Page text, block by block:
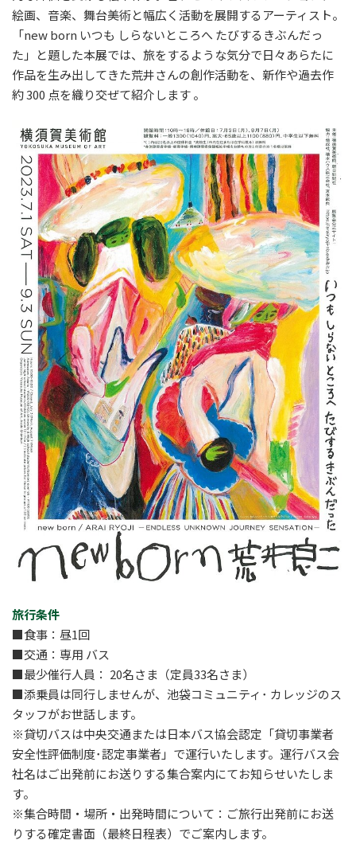
絵画、音楽、舞台美術と幅広く活動を展開するアーティスト。
「new born いつも しらないところへ たびするきぶんだっ
た」と題した本展では、旅をするような気分で日々あらたに
作品を生み出してきた荒井さんの創作活動を、新作や過去作
約 300 点を織り交ぜて紹介します 。
旅行条件
■食事：昼1回
■交通：専用 バス
■最少催行人員： 20名さま（定員33名さま）
■添乗員は同行しませんが、池袋コミュニティ･ カレッジのス
タッフがお世話します。
※貸切バスは中央交通または日本バス協会認定「貸切事業者
安全性評価制度･認定事業者」で運行いたします。運行バス会
社名はご出発前にお送りする集合案内にてお知らせいたしま
す。
※集合時間・場所・出発時間について：ご旅行出発前にお送
りする確定書面（最終日程表）でご案内します。